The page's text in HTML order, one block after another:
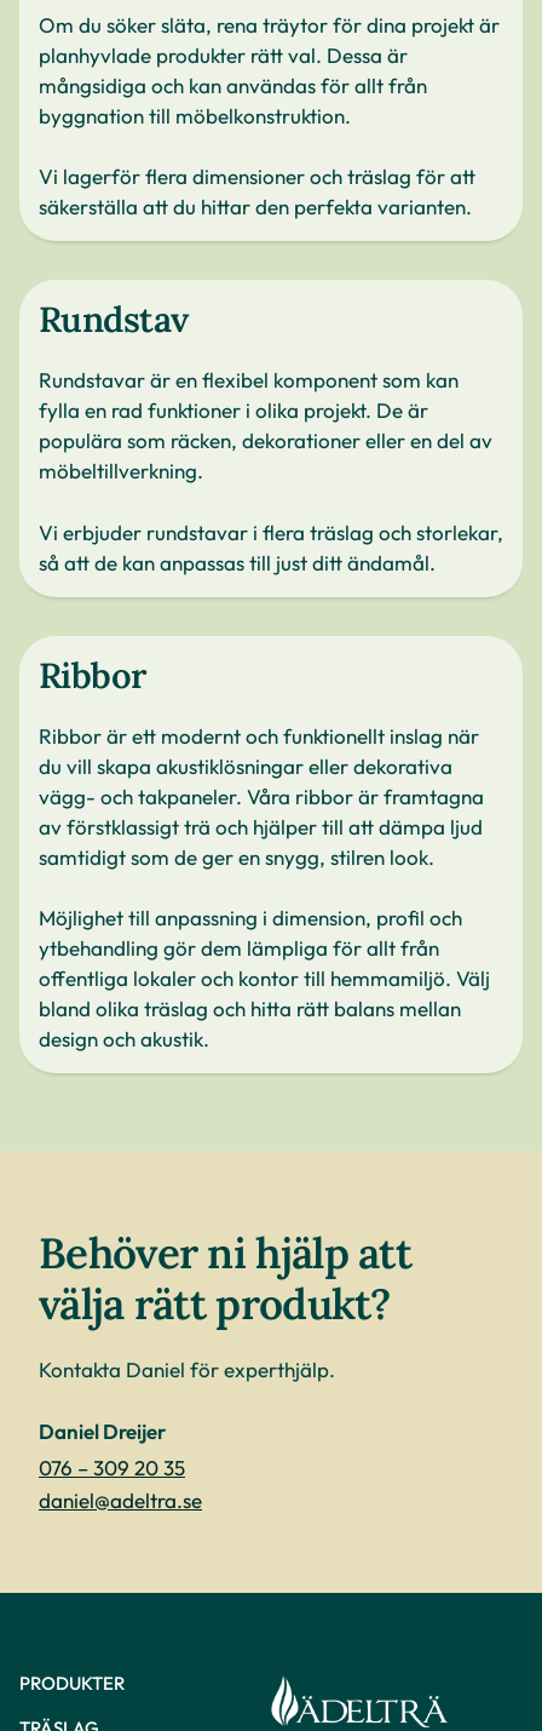
Om du söker släta, rena träytor för dina projekt är
planhyvlade produkter rätt val. Dessa är
mångsidiga och kan användas för allt från
byggnation till möbelkonstruktion.
Vi lagerför flera dimensioner och träslag för att
säkerställa att du hittar den perfekta varianten.
Rundstav
Rundstavar är en flexibel komponent som kan
fylla en rad funktioner i olika projekt. De är
populära som räcken, dekorationer eller en del av
möbeltillverkning.
Vi erbjuder rundstavar i flera träslag och storlekar,
så att de kan anpassas till just ditt ändamål.
Ribbor
Ribbor är ett modernt och funktionellt inslag när
du vill skapa akustiklösningar eller dekorativa
vägg- och takpaneler. Våra ribbor är framtagna
av förstklassigt trä och hjälper till att dämpa ljud
samtidigt som de ger en snygg, stilren look.
Möjlighet till anpassning i dimension, profil och
ytbehandling gör dem lämpliga för allt från
offentliga lokaler och kontor till hemmamiljö. Välj
bland olika träslag och hitta rätt balans mellan
design och akustik.
Behöver ni hjälp att
välja rätt produkt?
Kontakta Daniel för experthjälp.
Daniel Dreijer
076 – 309 20 35
daniel@adeltra.se
PRODUKTER